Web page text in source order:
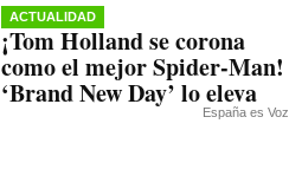
ACTUALIDAD
¡Tom Holland se corona
como el mejor Spider-Man!
‘Brand New Day’ lo eleva
España es Voz